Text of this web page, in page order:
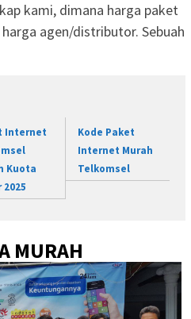
kami, dimana harga paket
agen/distributor. Sebuah
Internet
Kuota
2025
Kode Paket
Internet Murah
Telkomsel
MURAH